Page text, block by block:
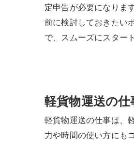
定申告が必要になりま
前に検討しておきたい
で、スムーズにスター
軽貨物運送の
軽貨物運送の仕事は、
力や時間の使い方にも